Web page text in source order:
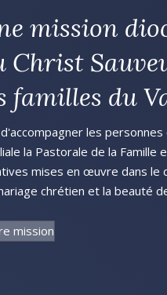
mission
Christ
familles du
les
la Pastorale de la
mises en œuvre dans le
chrétien et la beauté
mission